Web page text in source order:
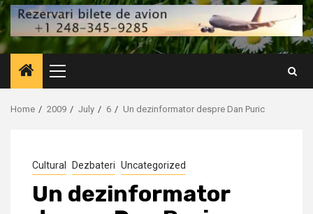
Primary
Menu
Home 2009 July 6 Un dezinformator despre Dan Puric
Cultural Dezbateri Uncategorized
Un dezinformator